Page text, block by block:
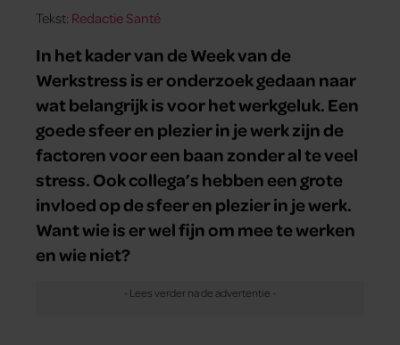
Tekst: Redactie Santé
In het kader van de Week van de
Werkstress is er onderzoek gedaan naar
wat belangrijk is voor het werkgeluk. Een
goede sfeer en plezier in je werk zijn de
factoren voor een baan zonder al te veel
stress. Ook collega’s hebben een grote
invloed op de sfeer en plezier in je werk.
Want wie is er wel fijn om mee te werken
en wie niet?